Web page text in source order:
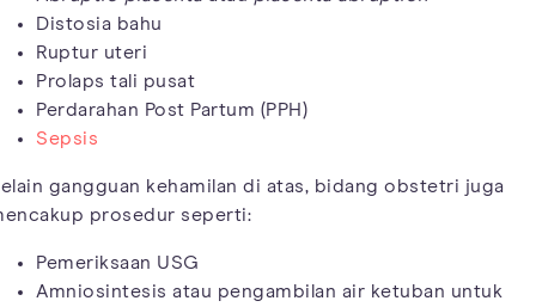
Distosia bahu
Ruptur uteri
Prolaps tali pusat
Perdarahan Post Partum (PPH)
Sepsis
gangguan kehamilan di atas, bidang obstetri juga
prosedur seperti:
Pemeriksaan USG
Amniosintesis atau pengambilan air ketuban untuk